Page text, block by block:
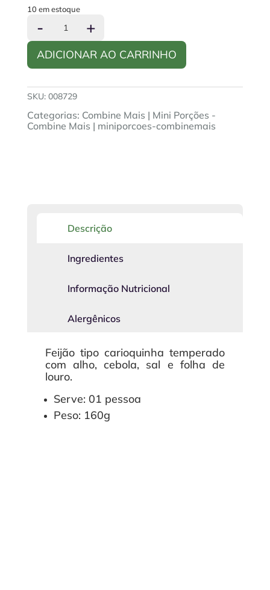
10 em estoque
-
Carioquinha
160
g
Mais
quantidade
+
ADICIONAR AO CARRINHO
SKU: 008729
Categorias: Combine Mais | Mini Porções -
Combine Mais | miniporcoes-combinemais
Descrição
Ingredientes
Informação Nutricional
Alergênicos
Feijão tipo carioquinha temperado
com alho, cebola, sal e folha de
louro.
Serve: 01 pessoa
Peso: 160g